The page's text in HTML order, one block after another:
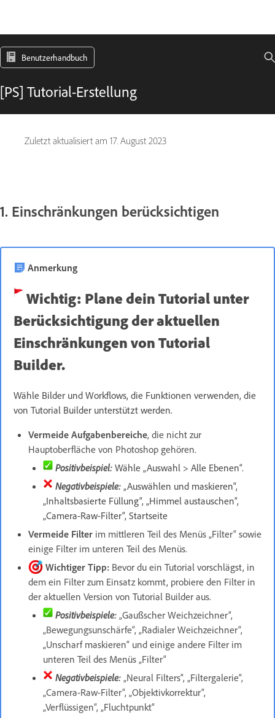
Benutzerhandbuch
[PS] Tutorial-Erstellung
Zuletzt aktualisiert am 17. August 2023
1. Einschränkungen berücksichtigen
Anmerkung
Wichtig: Plane dein Tutorial unter
Berücksichtigung der aktuellen
Einschränkungen von Tutorial
Builder.
Wähle Bilder und Workflows, die Funktionen verwenden, die
von Tutorial Builder unterstützt werden.
Vermeide Aufgabenbereiche, die nicht zur
Hauptoberfläche von Photoshop gehören.
Positivbeispiel: Wähle „Auswahl > Alle Ebenen“.
Negativbeispiele: „Auswählen und maskieren“,
„Inhaltsbasierte Füllung“, „Himmel austauschen“,
„Camera-Raw-Filter“, Startseite
Vermeide Filter im mittleren Teil des Menüs „Filter“ sowie
einige Filter im unteren Teil des Menüs.
Wichtiger Tipp: Bevor du ein Tutorial vorschlägst, in
dem ein Filter zum Einsatz kommt, probiere den Filter in
der aktuellen Version von Tutorial Builder aus.
Positivbeispiele: „Gaußscher Weichzeichner“,
„Bewegungsunschärfe“, „Radialer Weichzeichner“,
„Unscharf maskieren“ und einige andere Filter im
unteren Teil des Menüs „Filter“
Negativbeispiele: „Neural Filters“, „Filtergalerie“,
„Camera-Raw-Filter“, „Objektivkorrektur“,
„Verflüssigen“, „Fluchtpunkt“